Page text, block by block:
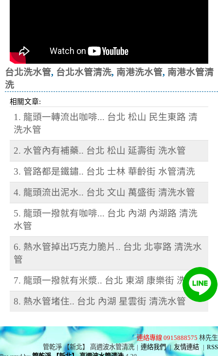
台北洗水管, 台北水管清洗, 南港洗水管, 南港水管清
洗
相關文章:
1. 龍頭一轉流出咖啡... 台北 松山 民生東路 清
洗水管
2. 水管內有補藥.. 台北 松山 延壽街 洗水管
3. 管路都是鐵鏽.. 台北 士林 華齡街 水管清洗
4. 龍頭流出泥水.. 台北 文山 萬盛街 清洗水管
5. 龍頭一撥就有咖啡... 台北 內湖 內湖路 清洗
水管
6. 熱水管掉出巧克力脆片.. 台北 北寧路 清洗水
管
7. 龍頭一撥就有米漿.. 台北 東湖 康樂街 洗水管
8. 熱水管堵住.. 台北 內湖 星雲街 清洗水管
連絡專線 0915888575 林先生
管乾淨 【新北】 高週波水管清洗 | 連絡我們 | 友情連結 | RSS